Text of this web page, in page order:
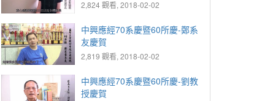
2,824 觀看, 2018-02-02
中興應經70系慶暨60所慶-鄭系
友慶賀
2,819 觀看, 2018-02-02
中興應經70系慶暨60所慶-劉教
授慶賀